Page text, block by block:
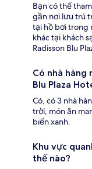
Bạn có thể
gần nơi lưu trú
tại hồ bơi trong
khác tại khách
Radisson Blu
Có nhà hàng
Blu Plaza
Có, có 3 nhà
trời, món ăn
biển xanh.
Khu vực
thế nào?